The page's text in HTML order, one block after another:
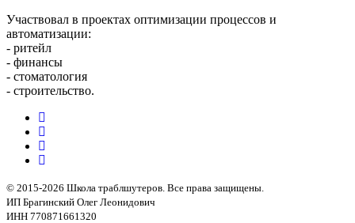
Участвовал в проектах оптимизации процессов и
автоматизации:
- ритейл
- финансы
- стоматология
- строительство.
© 2015-2026 Школа траблшутеров. Все права защищены.
ИП Брагинский Олег Леонидович
ИНН 770871661320